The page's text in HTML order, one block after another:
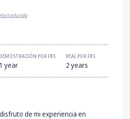
traducida
DEMOSTRACIÓN POR FBS
1 year
REAL POR FBS
2 years
de mi experiencia en